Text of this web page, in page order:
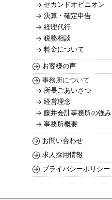
セカンドオピニオン
決算・確定申告
経理代行
税務相談
料金について
お客様の声
事務所について
所長ごあいさつ
経営理念
藤井会計事務所の強み
事務所概要
お問い合わせ
求人採用情報
プライバシーポリシー